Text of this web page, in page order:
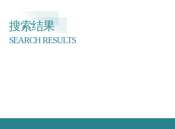
搜索结果
SEARCH RESULTS